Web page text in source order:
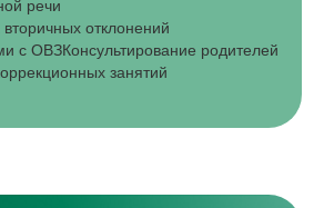
речи
отклонений
с ОВЗКонсультирование родителей
занятий